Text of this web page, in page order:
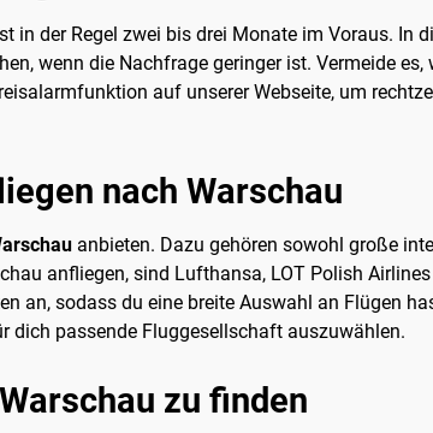
in der Regel zwei bis drei Monate im Voraus. In
wenn die Nachfrage geringer ist. Vermeide
auf unserer Webseite, um
nach Warschau
anbieten. Dazu gehören sowohl große
anfliegen, sind Lufthansa, LOT Polish
an, sodass du eine breite Auswahl an Flügen
dich passende Fluggesellschaft auszuwählen.
zu finden